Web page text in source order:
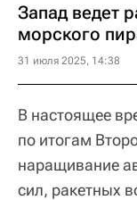
Запад ведет
морского
31 июля 2025, 14:38
В настоящее
по итогам
наращивание
сил, ракетных